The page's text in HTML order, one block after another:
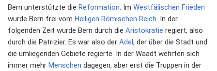
Bern unterstützte die Reformation. Im Westfälischen Frieden
wurde Bern frei vom Heiligen Römischen Reich. In der
folgenden Zeit wurde Bern durch die Aristokratie regiert, also
durch die Patrizier. Es war also der Adel , der über die Stadt und
die umliegenden Gebiete regierte. In der Waadt wehrten sich
immer mehr Menschen dagegen, aber erst die Truppen in der